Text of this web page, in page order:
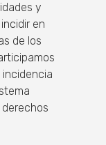
y
en
de los